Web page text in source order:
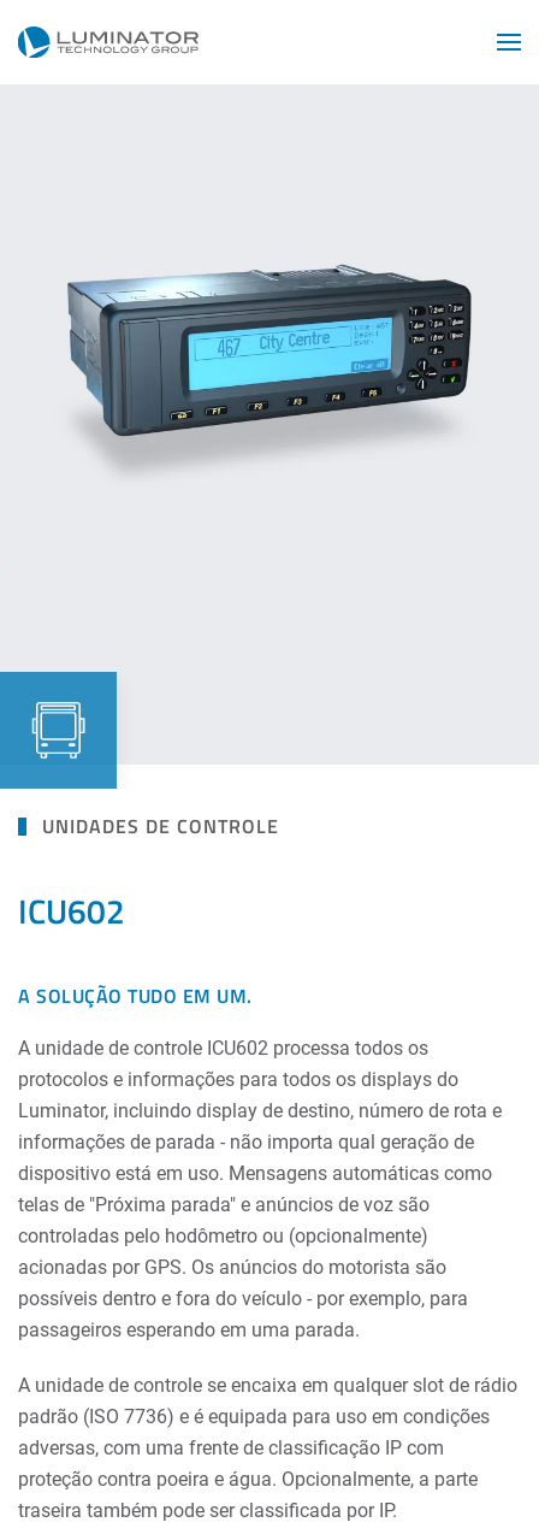
Skip to main content
UNIDADES DE CONTROLE
ICU602
A SOLUÇÃO TUDO EM UM.
A unidade de controle ICU602 processa todos os
protocolos e informações para todos os displays do
Luminator, incluindo display de destino, número de rota e
informações de parada - não importa qual geração de
dispositivo está em uso. Mensagens automáticas como
telas de "Próxima parada" e anúncios de voz são
controladas pelo hodômetro ou (opcionalmente)
acionadas por GPS. Os anúncios do motorista são
possíveis dentro e fora do veículo - por exemplo, para
passageiros esperando em uma parada.
A unidade de controle se encaixa em qualquer slot de rádio
padrão (ISO 7736) e é equipada para uso em condições
adversas, com uma frente de classificação IP com
proteção contra poeira e água. Opcionalmente, a parte
traseira também pode ser classificada por IP.